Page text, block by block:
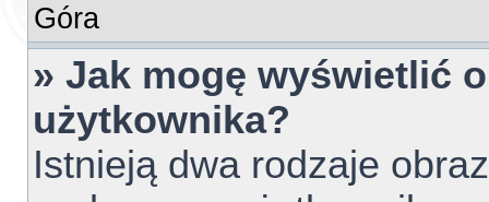
Góra
» Jak mogę wyświetlić
użytkownika?
Istnieją dwa rodzaje